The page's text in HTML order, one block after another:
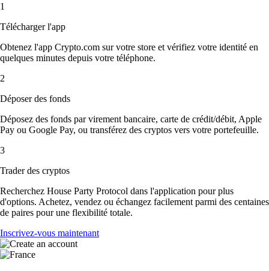
1
Télécharger l'app
Obtenez l'app Crypto.com sur votre store et vérifiez votre identité en
quelques minutes depuis votre téléphone.
2
Déposer des fonds
Déposez des fonds par virement bancaire, carte de crédit/débit, Apple
Pay ou Google Pay, ou transférez des cryptos vers votre portefeuille.
3
Trader des cryptos
Recherchez House Party Protocol dans l'application pour plus
d'options. Achetez, vendez ou échangez facilement parmi des centaines
de paires pour une flexibilité totale.
Inscrivez-vous maintenant